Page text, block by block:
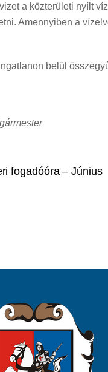
a közterületi nyílt
Amennyiben a
belül
fogadóóra – Június